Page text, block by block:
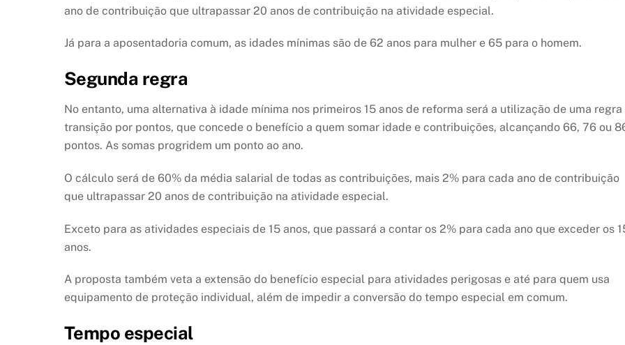
ano de contribuição que ultrapassar 20 anos de contribuição na atividade especial.
Já para a aposentadoria comum, as idades mínimas são de 62 anos para mulher e 65 para o homem.
Segunda regra
No entanto, uma alternativa à idade mínima nos primeiros 15 anos de reforma será a utilização de uma regra
transição por pontos, que concede o benefício a quem somar idade e contribuições, alcançando 66, 76 ou
pontos. As somas progridem um ponto ao ano.
O cálculo será de 60% da média salarial de todas as contribuições, mais 2% para cada ano de contribuição
que ultrapassar 20 anos de contribuição na atividade especial.
Exceto para as atividades especiais de 15 anos, que passará a contar os 2% para cada ano que exceder os
anos.
A proposta também veta a extensão do benefício especial para atividades perigosas e até para quem usa
equipamento de proteção individual, além de impedir a conversão do tempo especial em comum.
Tempo especial